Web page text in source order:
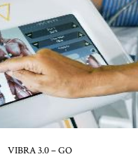
VIBRA 3.0 – GO